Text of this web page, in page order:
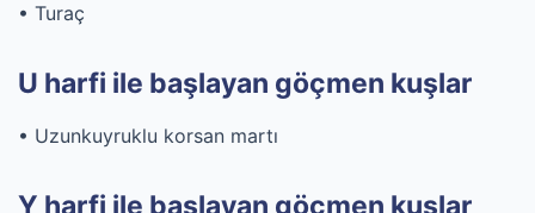
• Turaç
U harfi ile başlayan göçmen kuşlar
• Uzunkuyruklu korsan martı
Y harfi ile başlayan göçmen kuşlar